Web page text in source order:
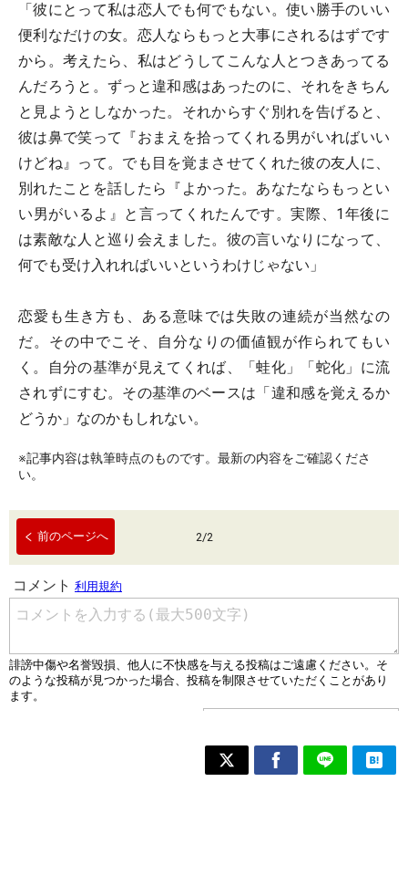
「彼にとって私は恋人でも何でもない。使い勝手のいい
便利なだけの女。恋人ならもっと大事にされるはずです
から。考えたら、私はどうしてこんな人とつきあってる
んだろうと。ずっと違和感はあったのに、それをきちん
と見ようとしなかった。それからすぐ別れを告げると、
彼は鼻で笑って『おまえを拾ってくれる男がいればいい
けどね』って。でも目を覚まさせてくれた彼の友人に、
別れたことを話したら『よかった。あなたならもっとい
い男がいるよ』と言ってくれたんです。実際、1年後に
は素敵な人と巡り会えました。彼の言いなりになって、
何でも受け入れればいいというわけじゃない」
恋愛も生き方も、ある意味では失敗の連続が当然なの
だ。その中でこそ、自分なりの価値観が作られてもい
く。自分の基準が見えてくれば、「蛙化」「蛇化」に流
されずにすむ。その基準のベースは「違和感を覚えるか
どうか」なのかもしれない。
※記事内容は執筆時点のものです。最新の内容をご確認くださ
い。
前のページへ 2/2